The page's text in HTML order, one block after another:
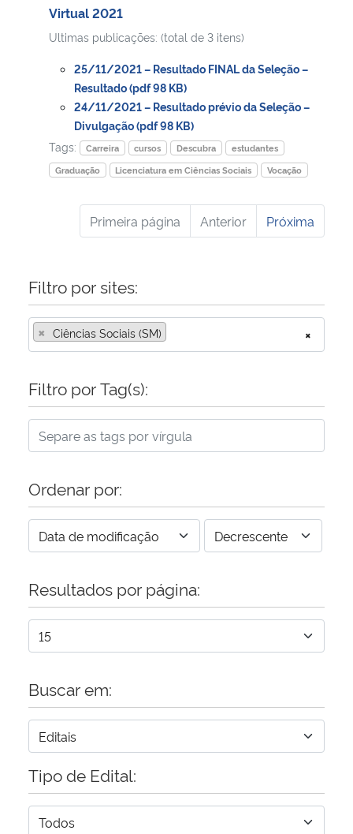
Virtual 2021
Ultimas publicações: (total de 3 itens)
25/11/2021 – Resultado FINAL da Seleção –
Resultado (pdf 98 KB)
24/11/2021 – Resultado prévio da Seleção –
Divulgação (pdf 98 KB)
Tags:
Carreira cursos Descubra
estudantes
Graduação
Licenciatura em Ciências Sociais Vocação
Primeira página Anterior Próxima
Filtro por sites:
×
× Ciências Sociais (SM)
Filtro por Tag(s):
Ordenar por:
Resultados por página:
Buscar em:
Tipo de Edital: